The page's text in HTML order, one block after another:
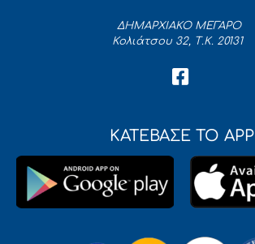
ΔΗΜΑΡΧΙΑΚΟ ΜΕΓΑΡΟ
Κολιάτσου 32, Τ.Κ. 20131
ΚΑΤΕΒΑΣΕ ΤΟ APP